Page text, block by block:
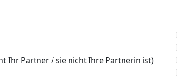
Ihr Partner / sie nicht Ihre Partnerin ist)